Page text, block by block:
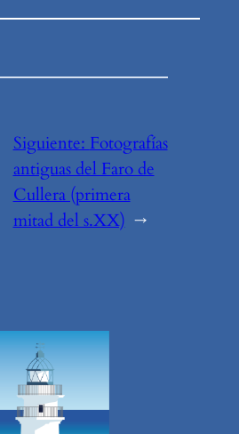
Siguiente: Fotografías
antiguas del Faro de
Cullera (primera
mitad del s.XX) →